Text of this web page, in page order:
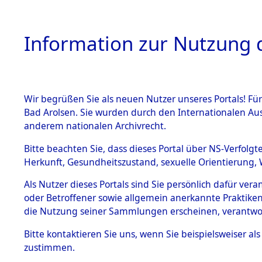
HOME
BESTÄNDE
Inhaftierungsdoku
mente
1.2.9 Beim ITS
verwahrte
1.2.9.1
Effekten aus
0001
Information zur Nutzung
Wir begrüßen Sie als neuen Nutzer unseres Portals!
Bad Arolsen. Sie wurden durch den Internationalen
anderem nationalen Archivrecht.
Bitte beachten Sie, dass dieses Portal über NS-
Herkunft, Gesundheitszustand, sexuelle
Als Nutzer dieses Portals sind Sie persönlich dafür
oder Betroffener sowie allgemein anerkannte
die Nutzung seiner Sammlungen erscheinen,
Bitte kontaktieren Sie uns, wenn Sie beispielsweiser
zustimmen.